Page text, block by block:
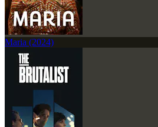
Maria (2024)